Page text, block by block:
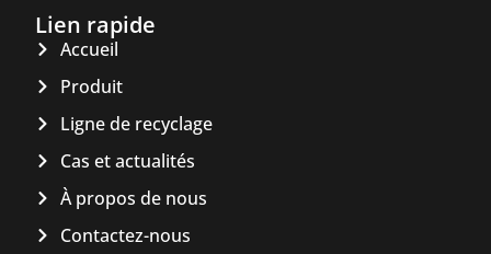
Lien rapide
Accueil
Produit
Ligne de recyclage
Cas et actualités
À propos de nous
Contactez-nous